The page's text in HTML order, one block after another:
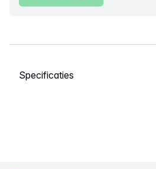
Selecteer een tabblad